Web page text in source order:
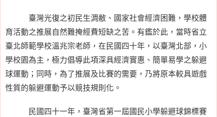
臺灣光復之初民生淍敝、國家社會經濟困難，學校體
育活動之推展自然難掩經費短缺之苦。有鑑於此，當時省立
臺北師範學校溫兆宗老師，在民國四十年，以臺灣北部，小
學校園為主，極力倡導此項深具經濟實惠、簡單易學之躲避
球運動；同時，為了推展及比賽的需要，乃將原本較具遊戲
性質的躲避運動予以競技規則化。
民國四十一年，臺灣省第一屆國民小學躲避球錦標賽